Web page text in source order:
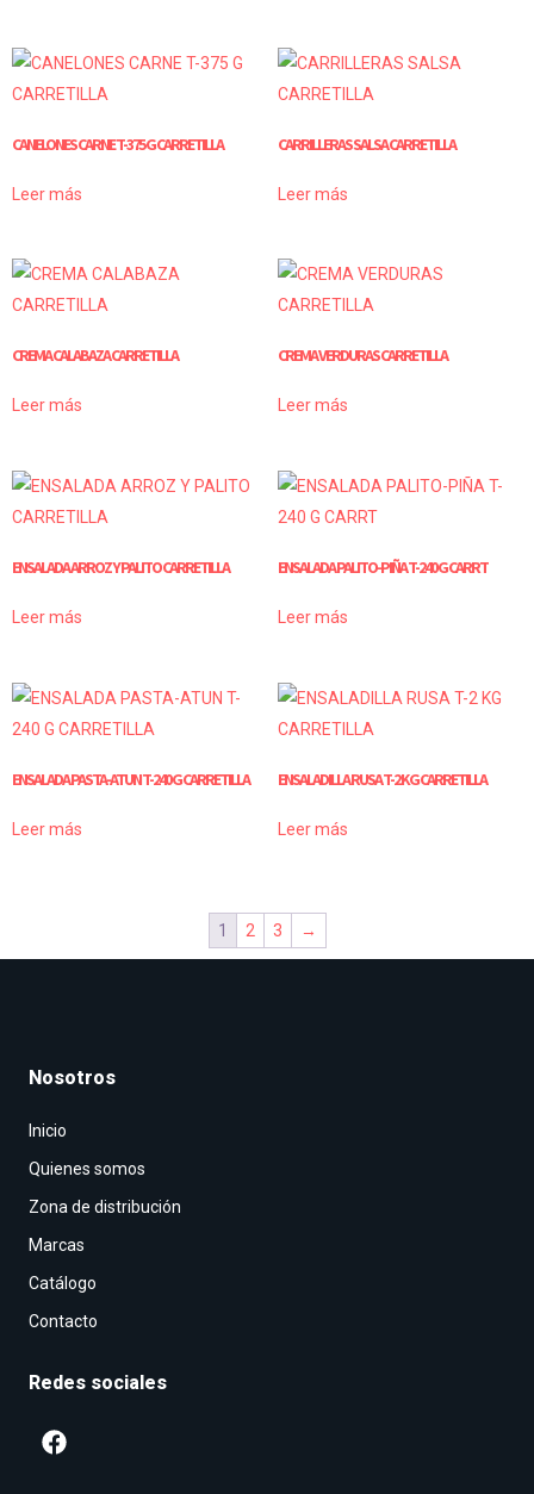
CANELONES CARNE T-375 G CARRETILLA
Leer más
CARRILLERAS SALSA CARRETILLA
Leer más
CREMA CALABAZA CARRETILLA
Leer más
CREMA VERDURAS CARRETILLA
Leer más
ENSALADA ARROZ Y PALITO CARRETILLA
Leer más
ENSALADA PALITO-PIÑA T-240 G CARRT
Leer más
ENSALADA PASTA-ATUN T-240 G CARRETILLA
Leer más
ENSALADILLA RUSA T-2 KG CARRETILLA
Leer más
1 2 3 →
Nosotros
Inicio
Quienes somos
Zona de distribución
Marcas
Catálogo
Contacto
Redes sociales